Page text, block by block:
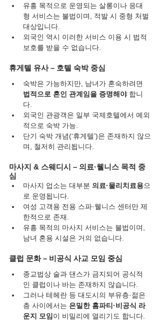
유흥 목적으로 운영되는 살롱이나 응대
형 서비스는 불법이며, 적발 시 중형 처벌
대상입니다.
외국인 역시 이러한 서비스 이용 시 법적
보호를 받을 수 없습니다.
휴게텔 유사 – 호텔 숙박 중심
숙박은 가능하지만, 남녀가 혼숙하려면
법적으로 혼인 관계임을 증명해야 합니
다.
외국인 관광객은 일부 국제호텔에서 예외
적으로 숙박 가능.
단기 숙박 개념(‘휴게텔’)은 존재하지 않으
며, 철저히 관리됩니다.
마사지 & 스웨디시 – 의료·웰니스 목적 중
심
마사지 업소는 대부분 의료·물리치료용으
로 운영됩니다.
여성 고객용 전용 스파·웰니스 센터만 제
한적으로 존재.
유흥 목적의 마사지 서비스는 불법이며,
남녀 혼용 시설은 거의 없습니다.
클럽 문화 – 비공식 사교 모임 중심
종교법상 술과 댄스가 금지되어 공식적
인 클럽이나 바는 존재하지 않습니다.
그러나 테헤란 등 대도시의 부유층·젊은
층 사이에서는 은밀한 홈파티·비공식 라
운지 모임이 비밀리에 열리기도 합니다.